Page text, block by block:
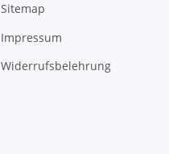
Sitemap
Impressum
Widerrufsbelehrung